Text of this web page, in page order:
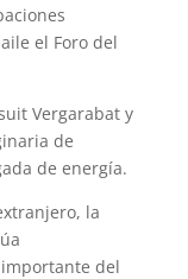
el Foro del
Vergarabat y
de
de energía.
la
del